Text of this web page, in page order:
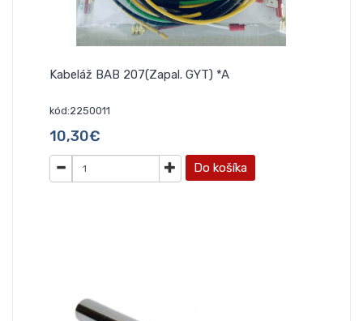
Kabeláž BAB 207(Zapal. GYT) *A
kód:2250011
10,30€
Do košíka